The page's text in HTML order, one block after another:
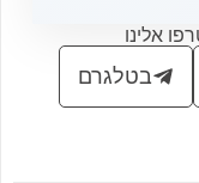
אלינו
בטלגרם